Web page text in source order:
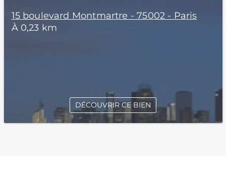
15 boulevard Montmartre - 75002 - Paris
À 0,23 km
DÉCOUVRIR CE BIEN